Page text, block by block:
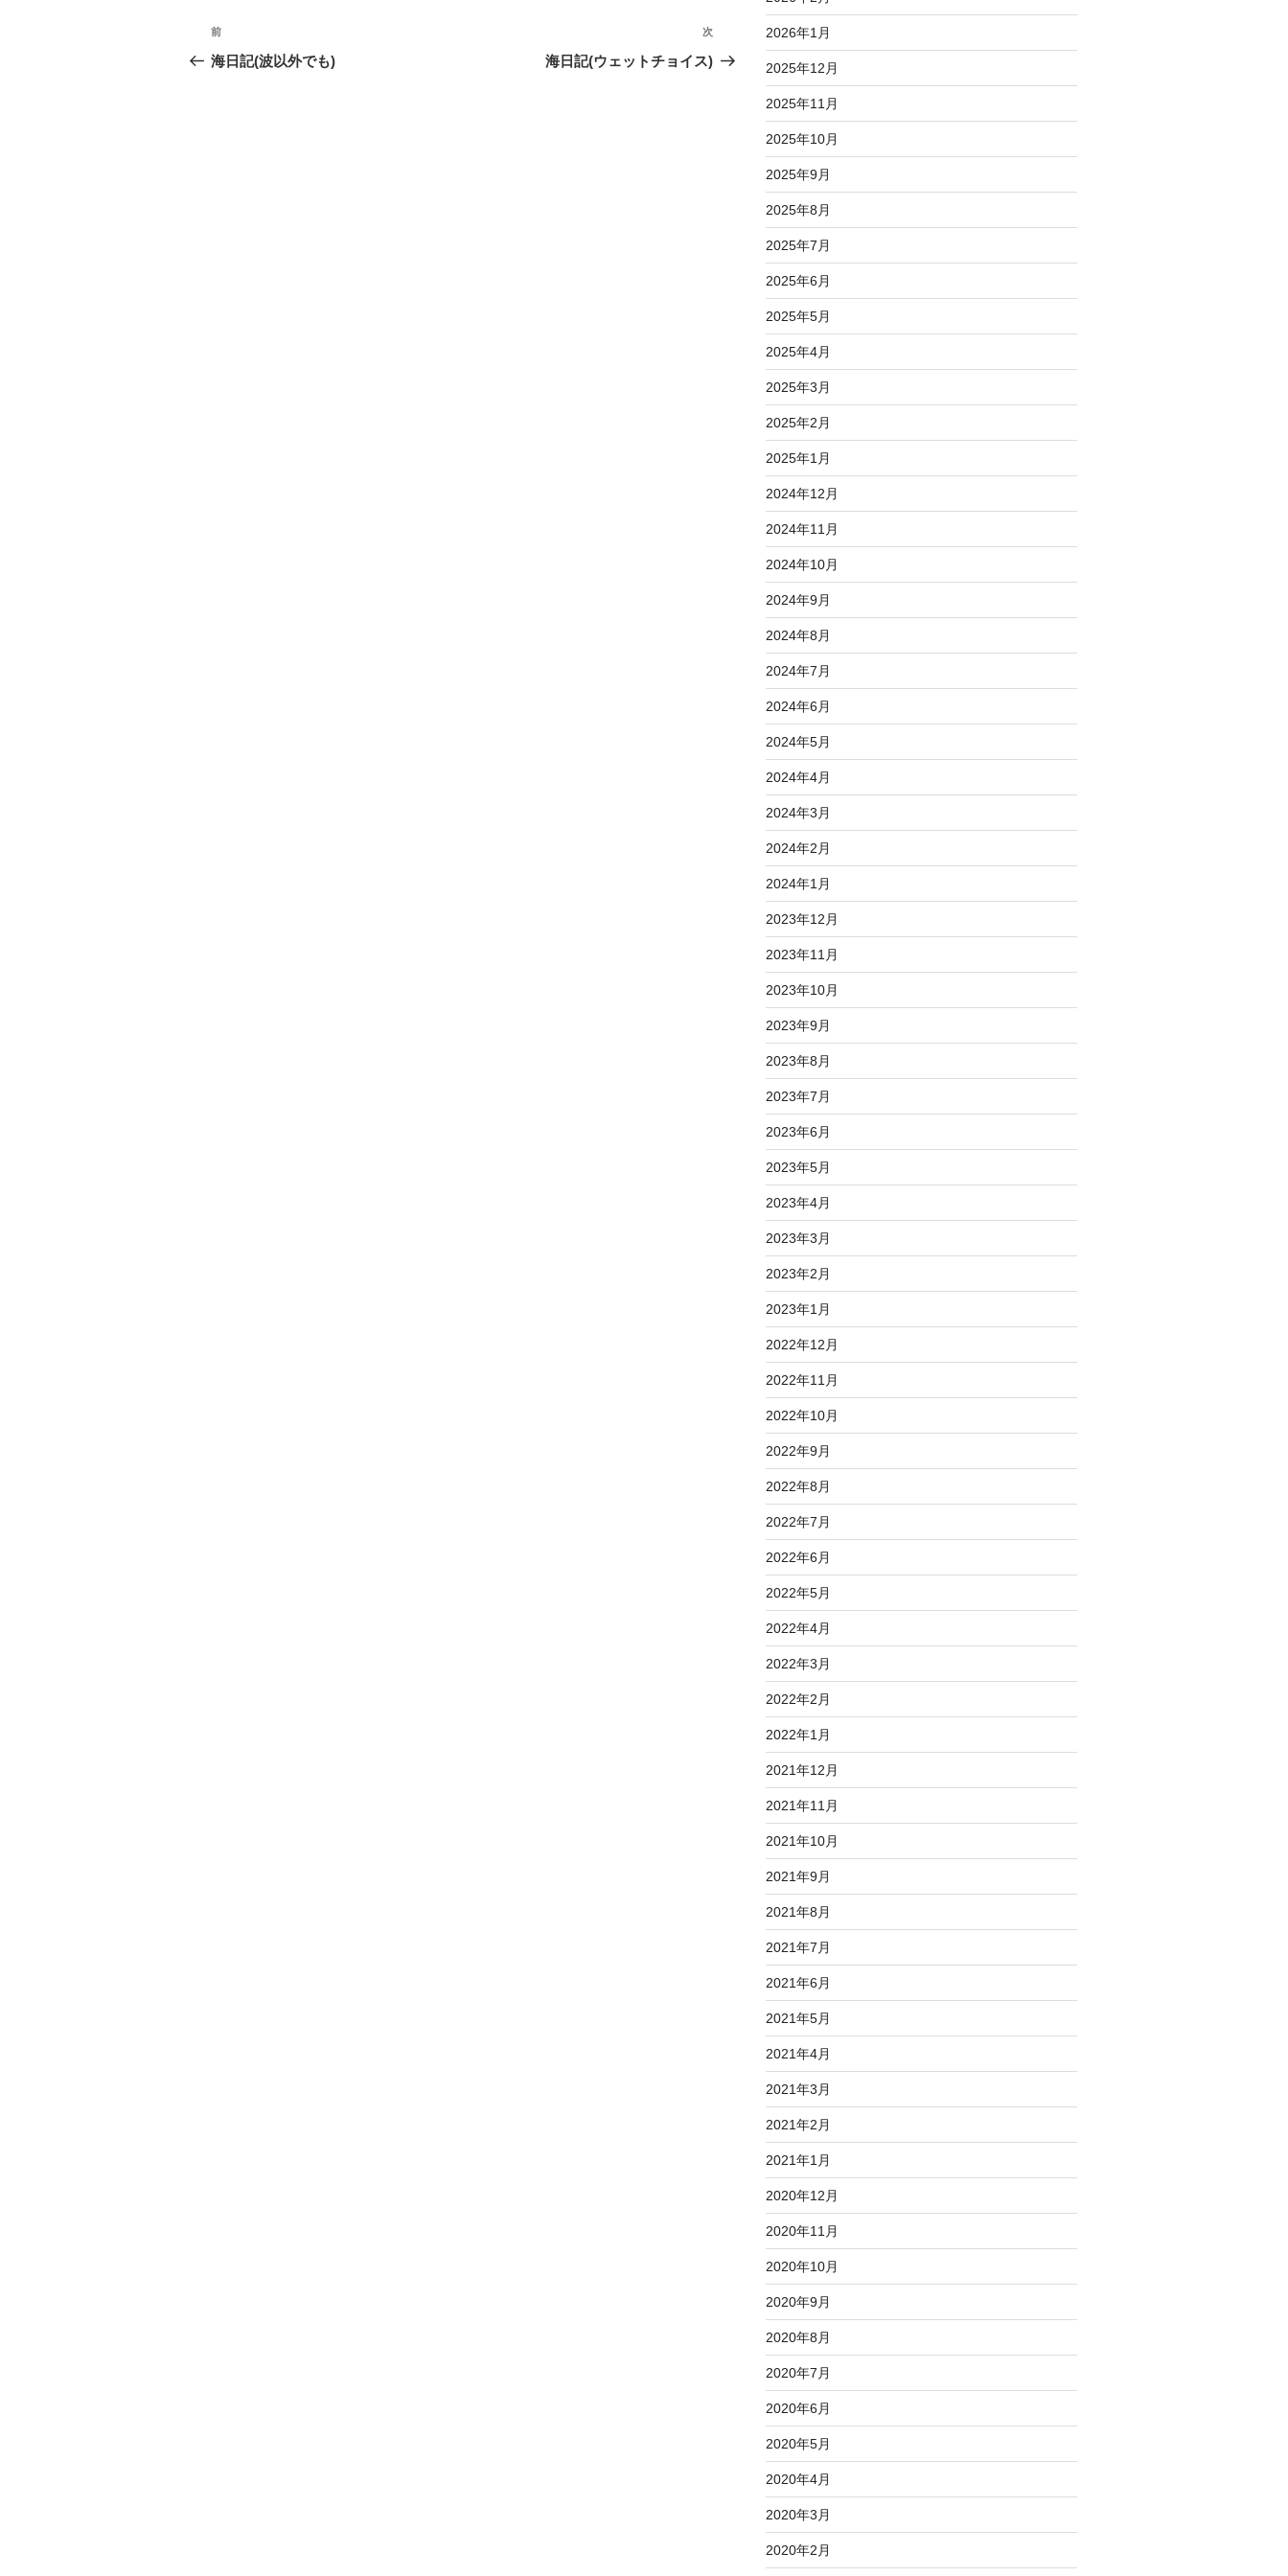
投
稿
前
の
前
海日記(波以外でも)
次
の
次
海日記(ウェットチョイス)
2026年1月
2025年12月
2025年11月
2025年10月
2025年9月
2025年8月
2025年7月
2025年6月
2025年5月
2025年4月
2025年3月
2025年2月
2025年1月
2024年12月
2024年11月
2024年10月
2024年9月
2024年8月
2024年7月
2024年6月
2024年5月
2024年4月
2024年3月
2024年2月
2024年1月
2023年12月
2023年11月
2023年10月
2023年9月
2023年8月
2023年7月
2023年6月
2023年5月
2023年4月
2023年3月
2023年2月
2023年1月
2022年12月
2022年11月
2022年10月
2022年9月
2022年8月
2022年7月
2022年6月
2022年5月
2022年4月
2022年3月
2022年2月
2022年1月
2021年12月
2021年11月
2021年10月
2021年9月
2021年8月
2021年7月
2021年6月
2021年5月
2021年4月
2021年3月
2021年2月
2021年1月
2020年12月
2020年11月
2020年10月
2020年9月
2020年8月
2020年7月
2020年6月
2020年5月
2020年4月
2020年3月
2020年2月